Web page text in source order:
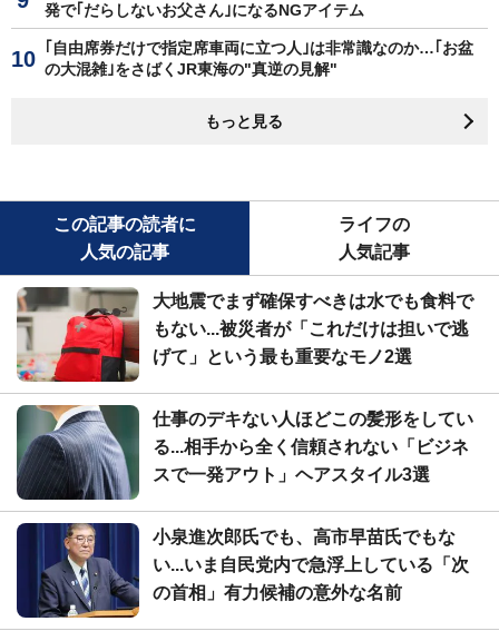
発で｢だらしないお父さん｣になるNGアイテム
｢自由席券だけで指定席車両に立つ人｣は非常識なのか…｢お盆
の大混雑｣をさばくJR東海の"真逆の見解"
もっと見る
この記事の読者に
人気の記事
ライフの
人気記事
大地震でまず確保すべきは水でも食料で
もない...被災者が「これだけは担いで逃
げて」という最も重要なモノ2選
仕事のデキない人ほどこの髪形をしてい
る...相手から全く信頼されない「ビジネ
スで一発アウト」ヘアスタイル3選
小泉進次郎氏でも、高市早苗氏でもな
い...いま自民党内で急浮上している「次
の首相」有力候補の意外な名前